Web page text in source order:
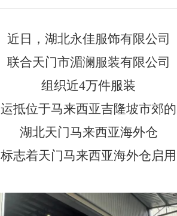
近日，湖北永佳服饰有限公司
联合天门市湄澜服装有限公司
组织近4万件服装
运抵位于马来西亚吉隆坡市郊的
湖北天门马来西亚海外仓
标志着天门马来西亚海外仓启用